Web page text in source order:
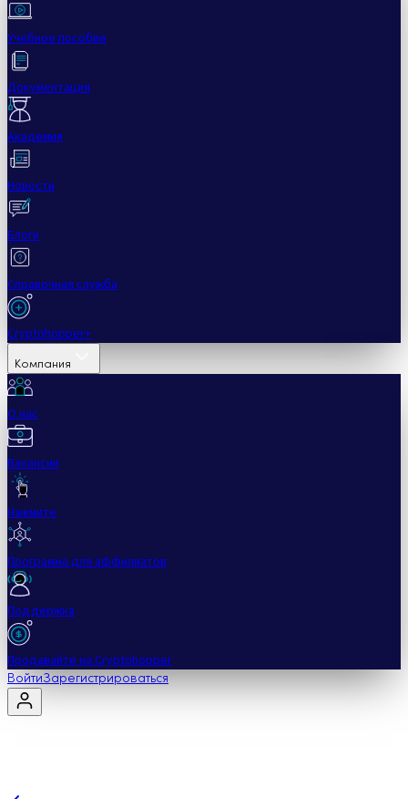
Учебное пособие
Документация
Академия
Новости
Блоги
Справочная служба
Cryptohopper+
Компания
О нас
Вакансии
Нажмите
Программа для аффилиатов
Поддержка
Продавайте на Cryptohopper
ВойтиЗарегистрироваться